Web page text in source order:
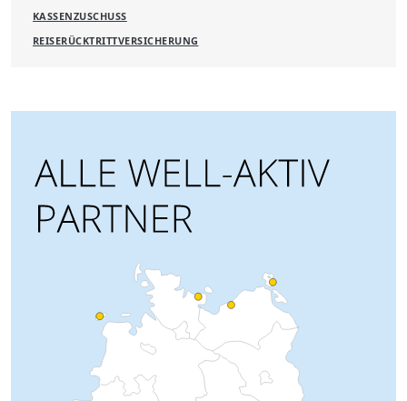
KASSENZUSCHUSS
REISERÜCKTRITTVERSICHERUNG